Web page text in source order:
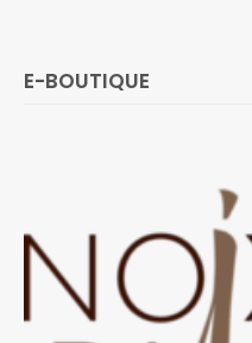
E-BOUTIQUE